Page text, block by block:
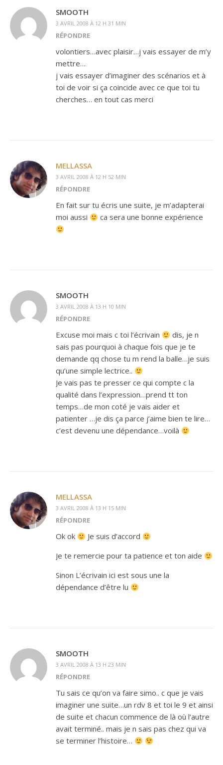
SMOOTH
3 AVRIL 2008 À 12 H 31 MIN
RÉPONDRE
volontiers…avec plaisir…j vais essayer de m’y
mettre…
j vais essayer d’imaginer des scénarios et à
toi de voir si ça coincide avec ce que toi tu
cherches… en tout cas merci
MELLASSA
3 AVRIL 2008 À 12 H 52 MIN
RÉPONDRE
En fait sur tu écris une suite, je m’adapterai
moi aussi
ca sera une bonne expérience
SMOOTH
3 AVRIL 2008 À 13 H 10 MIN
RÉPONDRE
Excuse moi mais c toi l’écrivain
dis, je n
sais pas pourquoi à chaque fois que je te
demande qq chose tu m rend la balle…je suis
qu’une simple lectrice..
Je vais pas te presser ce qui compte c la
qualité dans l’expression…prend tt ton
temps…de mon coté je vais aider et
patienter …je dis ça parce j’aime bien te lire…
c’est devenu une dépendance…voilà
MELLASSA
3 AVRIL 2008 À 13 H 15 MIN
RÉPONDRE
Ok ok
Je suis d’accord
Je te remercie pour ta patience et ton aide
Sinon L’écrivain ici est sous une la
dépendance d’être lu
SMOOTH
3 AVRIL 2008 À 13 H 23 MIN
RÉPONDRE
Tu sais ce qu’on va faire simo.. c que je vais
imaginer une suite…un rdv 8 et toi le 9 et ainsi
de suite et chacun commence de là où l’autre
avait terminé.. mais je n sais pas chez qui va
se terminer l’histoire…